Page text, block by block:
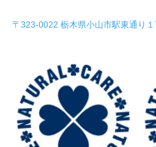
〒323-0022 栃木県小山市駅東通り１